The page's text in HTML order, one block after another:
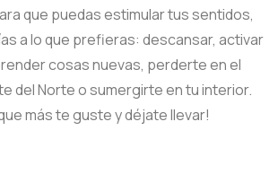
que puedas estimular tus sentidos,
a lo que prefieras: descansar, activar
cosas nuevas, perderte en el
del Norte o sumergirte en tu interior.
más te guste y déjate llevar!